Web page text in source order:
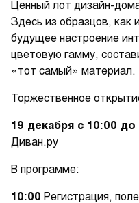
Ценный лот дизайн-
Здесь из образцов, как
будущее настроение
цветовую гамму,
«тот самый» материал.
Торжественное
19 декабря с 10:00 до
Диван.ру
В программе:
10:00 Регистрация,